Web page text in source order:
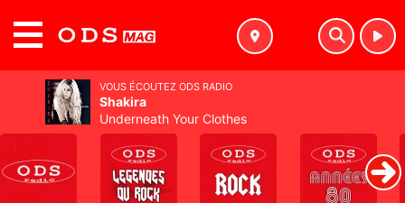
VOUS ÉCOUTEZ ODS RADIO
Shakira
Underneath Your Clothes